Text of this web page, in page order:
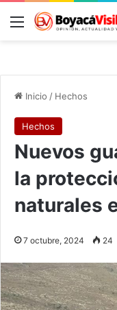
Menú
Inicio / Hechos
Hechos
Nuevos
la
naturales
7 octubre, 2024 24